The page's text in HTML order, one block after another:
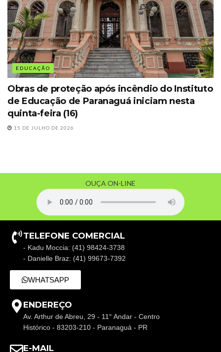
EDUCAÇÃO
Obras de proteção após incêndio do Instituto
de Educação de Paranaguá iniciam nesta
quinta-feira (16)
15 DE JULHO DE 2026
OUÇA ON-LINE
TELEFONE COMERCIAL
- Kadu Moccia: (41) 98424-3738
- Danielle Braz: (41) 99673-7392
WHATSAPP
ENDEREÇO
Av. Arthur de Abreu, 29 - 11° Andar - Centro
Histórico - 83203-210 - Paranaguá - PR
E-MAIL